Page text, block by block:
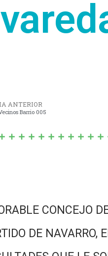
ANTERIOR
Barrio 005
CONCEJO
DE NAVARRO,